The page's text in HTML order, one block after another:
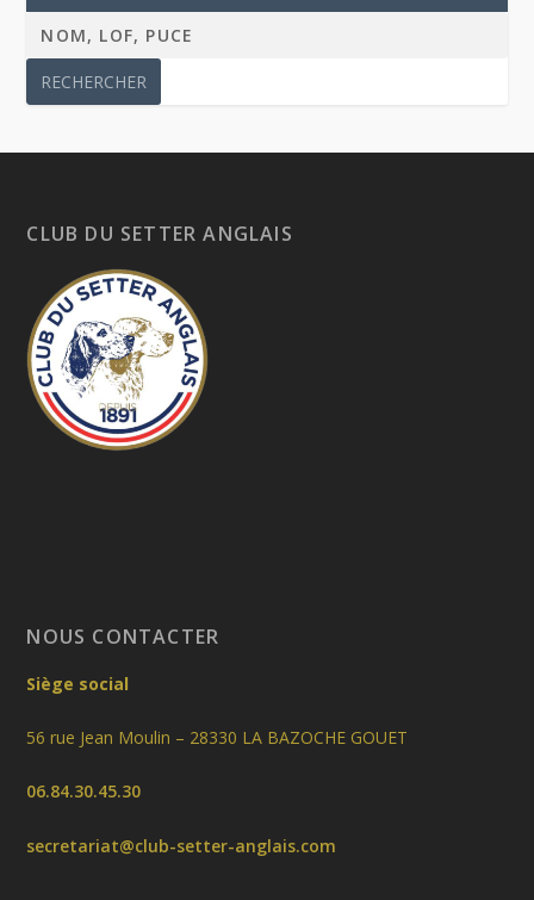
CLUB DU SETTER ANGLAIS
NOUS CONTACTER
Siège social
56 rue Jean Moulin – 28330 LA BAZOCHE GOUET
06.84.30.45.30
secretariat@club-setter-anglais.com